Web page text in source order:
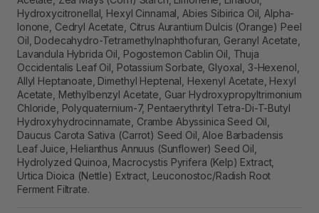
Hydroxycitronellal, Hexyl Cinnamal, Abies Sibirica Oil, Alpha-
Ionone, Cedryl Acetate, Citrus Aurantium Dulcis (Orange) Peel
Oil, Dodecahydro-Tetramethylnaphthofuran, Geranyl Acetate,
Lavandula Hybrida Oil, Pogostemon Cablin Oil, Thuja
Occidentalis Leaf Oil, Potassium Sorbate, Glyoxal, 3-Hexenol,
Allyl Heptanoate, Dimethyl Heptenal, Hexenyl Acetate, Hexyl
Acetate, Methylbenzyl Acetate, Guar Hydroxypropyltrimonium
Chloride, Polyquaternium-7, Pentaerythrityl Tetra-Di-T-Butyl
Hydroxyhydrocinnamate, Crambe Abyssinica Seed Oil,
Daucus Carota Sativa (Carrot) Seed Oil, Aloe Barbadensis
Leaf Juice, Helianthus Annuus (Sunflower) Seed Oil,
Hydrolyzed Quinoa, Macrocystis Pyrifera (Kelp) Extract,
Urtica Dioica (Nettle) Extract, Leuconostoc/Radish Root
Ferment Filtrate.